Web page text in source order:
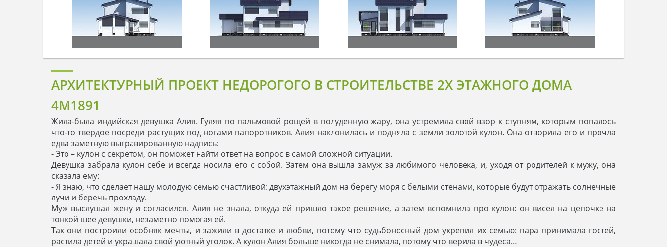
АРХИТЕКТУРНЫЙ ПРОЕКТ НЕДОРОГОГО В СТРОИТЕЛЬСТВЕ 2Х ЭТАЖНОГО ДОМА
4M1891
Жила-была индийская девушка Алия. Гуляя по пальмовой рощей в полуденную жару, она устремила свой взор к ступням, которым попалось
что-то твердое посреди растущих под ногами папоротников. Алия наклонилась и подняла с земли золотой кулон. Она отворила его и прочла
едва заметную выгравированную надпись:
- Это – кулон с секретом, он поможет найти ответ на вопрос в самой сложной ситуации.
Девушка забрала кулон себе и всегда носила его с собой. Затем она вышла замуж за любимого человека, и, уходя от родителей к мужу, она
сказала ему:
- Я знаю, что сделает нашу молодую семью счастливой: двухэтажный дом на берегу моря с белыми стенами, которые будут отражать солнечные
лучи и беречь прохладу.
Муж выслушал жену и согласился. Алия не знала, откуда ей пришло такое решение, а затем вспомнила про кулон: он висел на цепочке на
тонкой шее девушки, незаметно помогая ей.
Так они построили особняк мечты, и зажили в достатке и любви, потому что судьбоносный дом укрепил их семью: пара принимала гостей,
растила детей и украшала свой уютный уголок. А кулон Алия больше никогда не снимала, потому что верила в чудеса…